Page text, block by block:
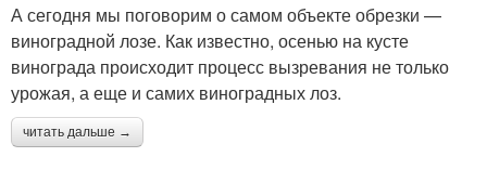
А сегодня мы поговорим о самом объекте обрезки —
виноградной лозе. Как известно, осенью на кусте
винограда происходит процесс вызревания не только
урожая, а еще и самих виноградных лоз.
читать дальше →